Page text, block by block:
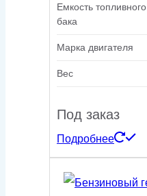
Емкость топливного
бака
Марка двигателя
Вес
Под заказ
Подробнее